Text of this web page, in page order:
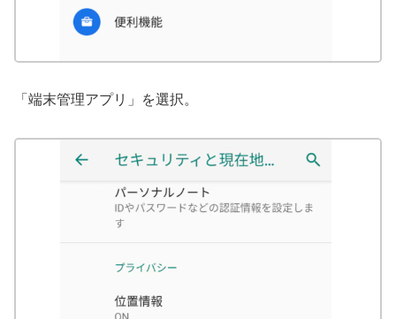
「端末管理アプリ」を選択。